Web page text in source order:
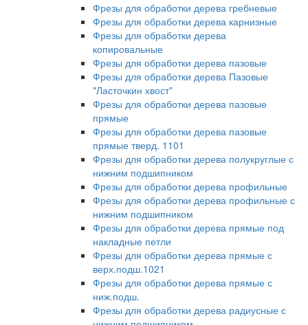
Фрезы для обработки дерева гребневые
Фрезы для обработки дерева карнизные
Фрезы для обработки дерева
копировальные
Фрезы для обработки дерева пазовые
Фрезы для обработки дерева Пазовые
"Ласточкин хвост"
Фрезы для обработки дерева пазовые
прямые
Фрезы для обработки дерева пазовые
прямые тверд. 1101
Фрезы для обработки дерева полукруглые с
нижним подшипником
Фрезы для обработки дерева профильные
Фрезы для обработки дерева профильные с
нижним подшипником
Фрезы для обработки дерева прямые под
накладные петли
Фрезы для обработки дерева прямые с
верх.подш.1021
Фрезы для обработки дерева прямые с
ниж.подш.
Фрезы для обработки дерева радиусные с